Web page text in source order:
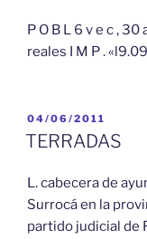
P O B L 6 v e c ,
reales I M P .
PUBLICADO
EL
04/06/2011
TERRADAS
L. cabecera de
Surrocá en la
partido judicial de